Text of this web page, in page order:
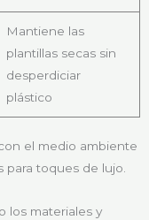
Mantiene las
plantillas secas sin
desperdiciar
plástico
el medio ambiente
para toques de lujo.
los materiales y